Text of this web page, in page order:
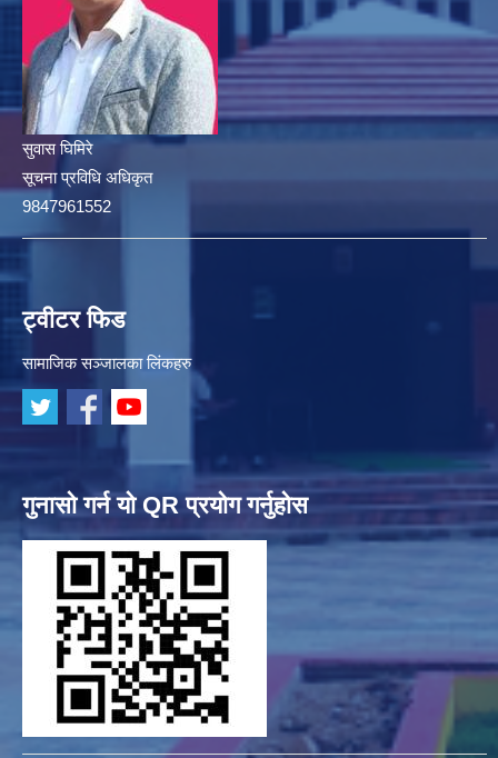
सुवास घिमिरे
सूचना प्रविधि अधिकृत
9847961552
ट्वीटर फिड
सामाजिक सञ्जालका लिंकहरु
गुनासो गर्न यो QR प्रयोग गर्नुहोस